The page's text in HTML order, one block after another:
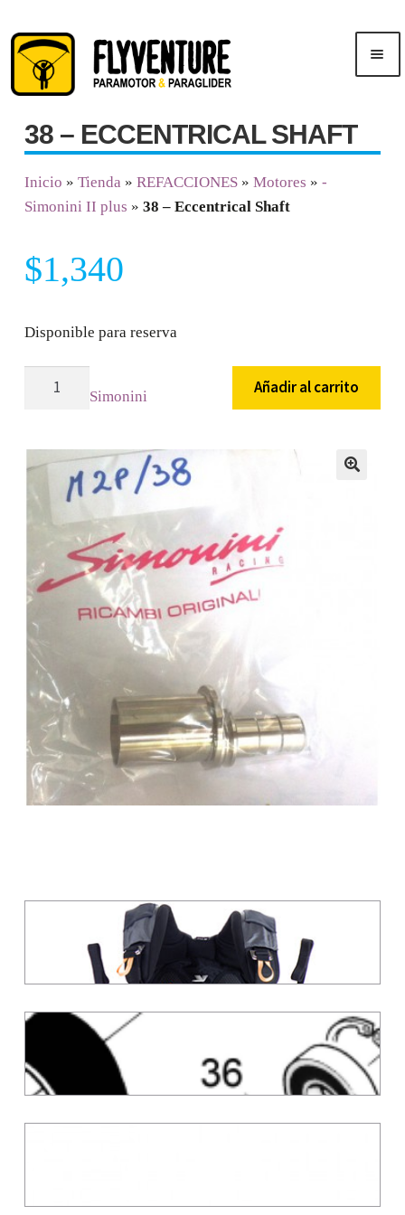
Saltar
navegación
Ir
contenido
Men
ú
Inicio
Publicidad
38 – ECCENTRICAL SHAFT
Inicio » Tienda » REFACCIONES » Motores » -
Simonini II plus » 38 – Eccentrical Shaft
$1,340
Disponible para reserva
Shaft
cantidad
Añadir al carrito
Simonini